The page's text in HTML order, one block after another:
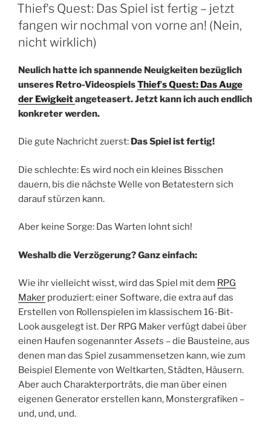
AM
Thiefʼs Quest: Das Spiel ist fertig – jetzt
fangen wir nochmal von vorne an! (Nein,
nicht wirklich)
Neulich hatte ich spannende Neuigkeiten bezüglich
unseres Retro-VideospielsThiefʼs Quest: Das Auge
der Ewigkeitangeteasert. Jetzt kann ich auch endlich
konkreter werden.
Die gute Nachricht zuerst: Das Spiel ist fertig!
Die schlechte: Es wird noch ein kleines Bisschen
dauern, bis die nächste Welle von Betatestern sich
darauf stürzen kann.
Aber keine Sorge: Das Warten lohnt sich!
Weshalb die Verzögerung? Ganz einfach:
Wie ihr vielleicht wisst, wird das Spiel mit dem RPG
Maker produziert: einer Software, die extra auf das
Erstellen von Rollenspielen im klassischem 16-Bit-
Look ausgelegt ist. Der RPG Maker verfügt dabei über
einen Haufen sogenannterAssets – die Bausteine, aus
denen man das Spiel zusammensetzen kann, wie zum
Beispiel Elemente von Weltkarten, Städten, Häusern.
Aber auch Charakterporträts, die man über einen
eigenen Generator erstellen kann, Monstergrafiken –
und, und, und.